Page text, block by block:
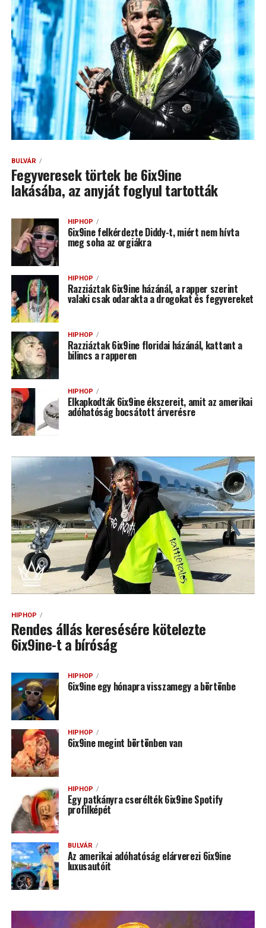
BULVÁR
Fegyveresek törtek be 6ix9ine
lakásába, az anyját foglyul tartották
HIPHOP
6ix9ine felkérdezte Diddy-t, miért nem hívta
meg soha az orgiákra
HIPHOP
Razziáztak 6ix9ine házánál, a rapper szerint
valaki csak odarakta a drogokat és fegyvereket
HIPHOP
Razziáztak 6ix9ine floridai házánál, kattant a
bilincs a rapperen
HIPHOP
Elkapkodták 6ix9ine ékszereit, amit az amerikai
adóhatóság bocsátott árverésre
HIPHOP
Rendes állás keresésére kötelezte
6ix9ine-t a bíróság
HIPHOP
6ix9ine egy hónapra visszamegy a börtönbe
HIPHOP
6ix9ine megint börtönben van
HIPHOP
Egy patkányra cserélték 6ix9ine Spotify
profilképét
BULVÁR
Az amerikai adóhatóság elárverezi 6ix9ine
luxusautóit